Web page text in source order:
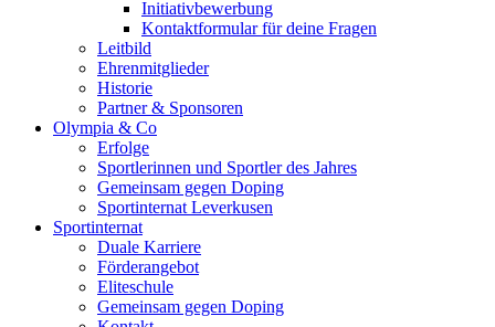
Initiativbewerbung
Kontaktformular für deine Fragen
Leitbild
Ehrenmitglieder
Historie
Partner & Sponsoren
Olympia & Co
Erfolge
Sportlerinnen und Sportler des Jahres
Gemeinsam gegen Doping
Sportinternat Leverkusen
Sportinternat
Duale Karriere
Förderangebot
Eliteschule
Gemeinsam gegen Doping